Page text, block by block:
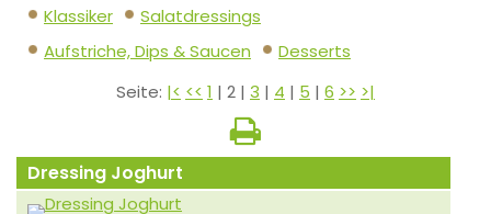
Klassiker
Salatdressings
Aufstriche, Dips & Saucen
Desserts
Seite: |< << 1 | 2 | 3 | 4 | 5 | 6 >> >|
Dressing Joghurt